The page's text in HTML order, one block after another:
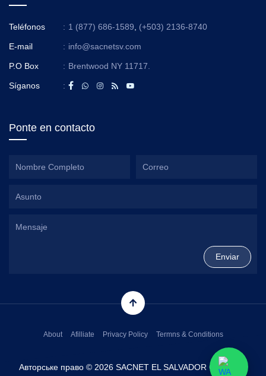
Teléfonos : 1 (877) 686-1589 (+503) 2136-8740
E-mail : info@sacnetsv.com
P.O Box : Brentwood NY 11717.
Síganos :
Ponte en contacto
Авторське право © 2026 SACNET EL SALVADOR CORP. Всі
About Afilliate Privacy Policy Termns & Conditions